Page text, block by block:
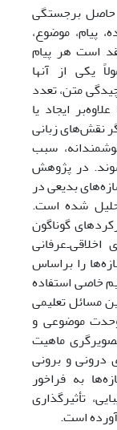
حاصل برجستگی
پیام، موضوع،
است هر پیام
یکی از آنها
متن، تعدد
ایجاد یا
نقش‌های زبانی
سبب
در پژوهش
بدیعی در
شده است.
گوناگون
را براساس
خاصی استفاده
مسائل تعلیمی
وحدت موضوعی و
ماهیت
و برونی
به فراخور
تأثیرگذاری
است.